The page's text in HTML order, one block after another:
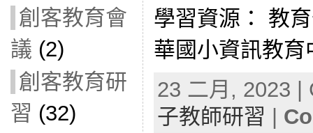
創客教育會
議 (2)
創客教育研
習 (32)
學習資源： 教
華國小資訊教
23 二月, 2023
子教師研習 |